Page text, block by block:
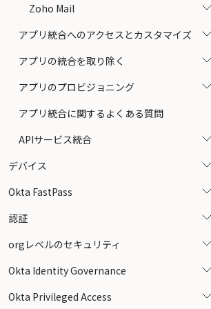
Zoho Mail
アプリ統合へのアクセスとカスタマイズ
アプリの統合を取り除く
アプリのプロビジョニング
アプリ統合に関するよくある質問
APIサービス統合
デバイス
Okta FastPass
認証
orgレベルのセキュリティ
Okta Identity Governance
Okta Privileged Access